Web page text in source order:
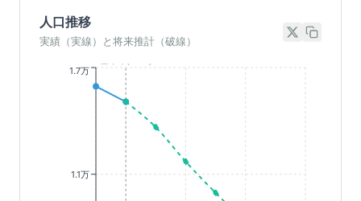
人口推移
実績（実線）と将来推計（破線）
1.1万
1.7万